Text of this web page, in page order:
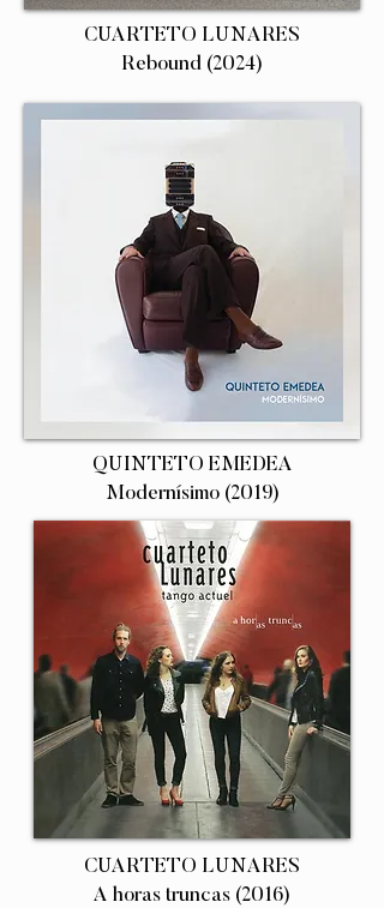
CUARTETO LUNARES
Rebound (2024)
QUINTETO EMEDEA
Modernísimo (2019)
CUARTETO LUNARES
A horas truncas (2016)